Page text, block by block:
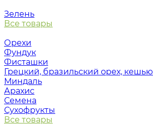
Зелень
Все товары
Орехи
Фундук
Фисташки
Грецкий, бразильский орех, кешью
Миндаль
Арахис
Семена
Сухофрукты
Все товары